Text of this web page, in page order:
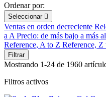
Ordenar por:
Seleccionar 
Ventas en orden decreciente
a A Precio: de más bajo a más
Reference, A to Z Reference, Z
Filtrar
Mostrando 1-24 de 1960
Filtros activos